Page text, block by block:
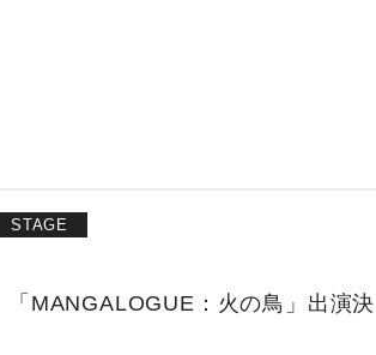
STAGE
MANGALOGUE：火の鳥」出演決